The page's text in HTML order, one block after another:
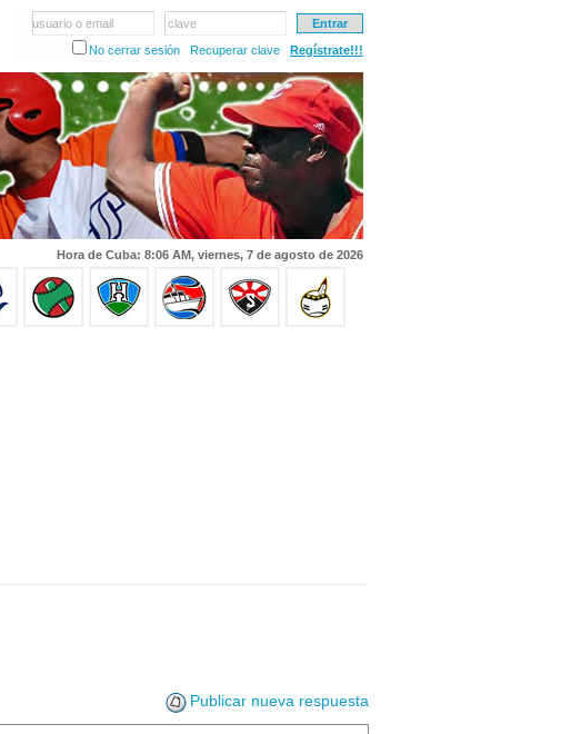
usuario o email
clave
No cerrar sesión
Recuperar clave Regístrate!!!
Hora de Cuba: 8:06 AM, viernes, 7 de agosto de 2026
Publicar nueva respuesta